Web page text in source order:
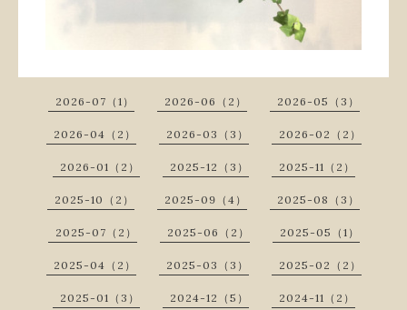
2026-07（1） 2026-06（2） 2026-05（3）
2026-04（2） 2026-03（3） 2026-02（2）
2026-01（2） 2025-12（3） 2025-11（2）
2025-10（2） 2025-09（4） 2025-08（3）
2025-07（2） 2025-06（2） 2025-05（1）
2025-04（2） 2025-03（3） 2025-02（2）
2025-01（3） 2024-12（5） 2024-11（2）